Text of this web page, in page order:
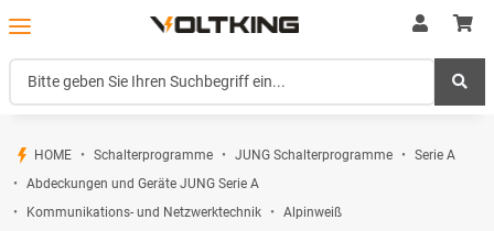
HOME Schalterprogramme JUNG Schalterprogramme
Serie A
Abdeckungen und Geräte JUNG Serie A
Kommunikations- und Netzwerktechnik
Alpinweiß